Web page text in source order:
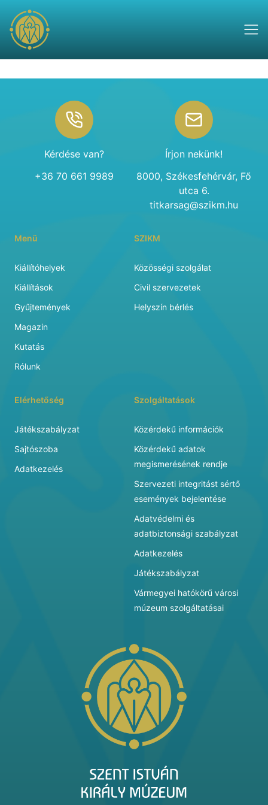
Kérdése van?
+36 70 661 9989
Írjon nekünk!
8000, Székesfehérvár, Fő
utca 6.
titkarsag@szikm.hu
Menü
Kiállítóhelyek
Kiállítások
Gyűjtemények
Magazin
Kutatás
Rólunk
SZIKM
Közösségi szolgálat
Civil szervezetek
Helyszín bérlés
Elérhetőség
Játékszabályzat
Sajtószoba
Adatkezelés
Szolgáltatások
Közérdekű információk
Közérdekű adatok
megismerésének rendje
Szervezeti integritást sértő
események bejelentése
Adatvédelmi és
adatbiztonsági szabályzat
Adatkezelés
Játékszabályzat
Vármegyei hatókörű városi
múzeum szolgáltatásai